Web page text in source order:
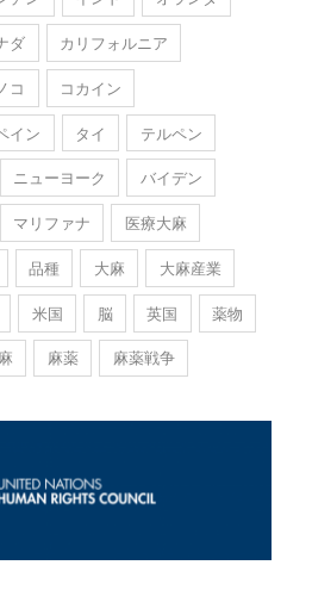
ダ
カリフォルニア
コ
コカイン
イン タイ
テルペン
ニューヨーク
バイデン
マリファナ
医療大麻
品種 大麻
大麻産業
米国 脳 英国
薬物
麻薬 麻薬戦争